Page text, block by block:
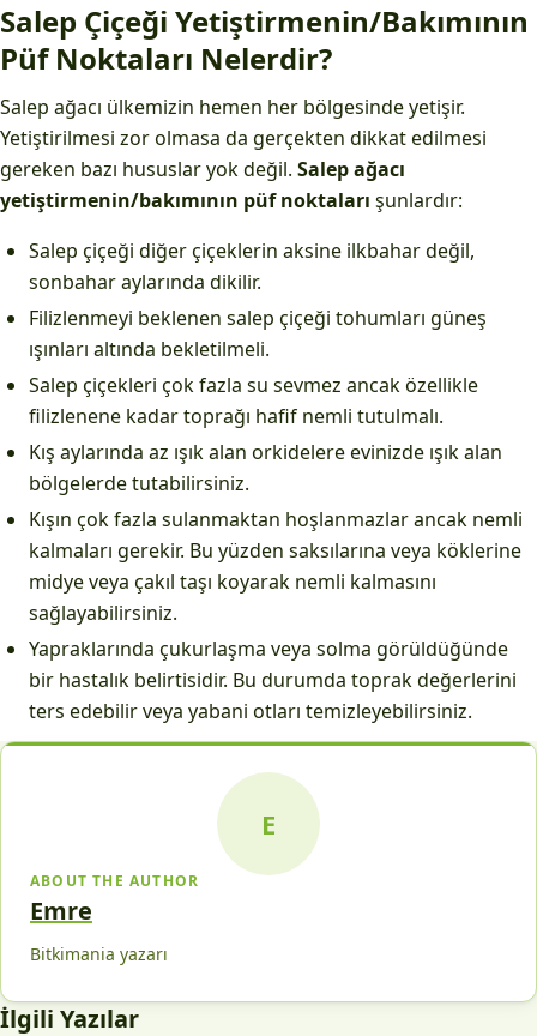
Salep Çiçeği Yetiştirmenin/Bakımının
Püf Noktaları Nelerdir?
Salep ağacı ülkemizin hemen her bölgesinde yetişir.
Yetiştirilmesi zor olmasa da gerçekten dikkat edilmesi
gereken bazı hususlar yok değil. Salep ağacı
yetiştirmenin/bakımının püf noktaları şunlardır:
Salep çiçeği diğer çiçeklerin aksine ilkbahar değil,
sonbahar aylarında dikilir.
Filizlenmeyi beklenen salep çiçeği tohumları güneş
ışınları altında bekletilmeli.
Salep çiçekleri çok fazla su sevmez ancak özellikle
filizlenene kadar toprağı hafif nemli tutulmalı.
Kış aylarında az ışık alan orkidelere evinizde ışık alan
bölgelerde tutabilirsiniz.
Kışın çok fazla sulanmaktan hoşlanmazlar ancak nemli
kalmaları gerekir. Bu yüzden saksılarına veya köklerine
midye veya çakıl taşı koyarak nemli kalmasını
sağlayabilirsiniz.
Yapraklarında çukurlaşma veya solma görüldüğünde
bir hastalık belirtisidir. Bu durumda toprak değerlerini
ters edebilir veya yabani otları temizleyebilirsiniz.
E
ABOUT THE AUTHOR
Emre
Bitkimania yazarı
İlgili Yazılar